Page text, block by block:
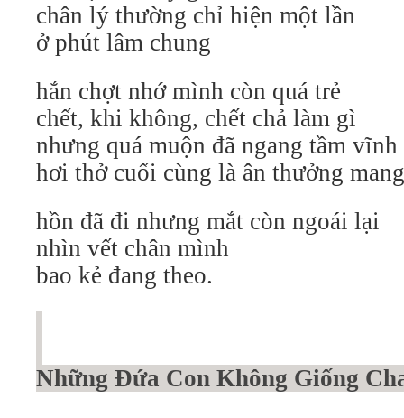
chân lý thường chỉ hiện một lần
ở phút lâm chung
hắn chợt nhớ mình còn quá trẻ
chết, khi không, chết chả làm gì
nhưng quá muộn đã ngang tầm
hơi thở cuối cùng là ân thưởng
hồn đã đi nhưng mắt còn ngoái lại
nhìn vết chân mình
bao kẻ đang theo.
Những Đứa Con Không Giống